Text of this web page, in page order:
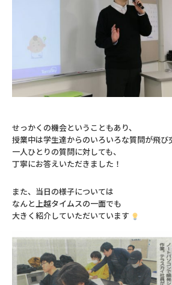
せっかくの機会ということもあり、
授業中は学生達からのいろいろな質問が飛び
一人ひとりの質問に対しても、
丁寧にお答えいただきました！
また、当日の様子については
なんと上越タイムスの一面でも
大きく紹介していただいています